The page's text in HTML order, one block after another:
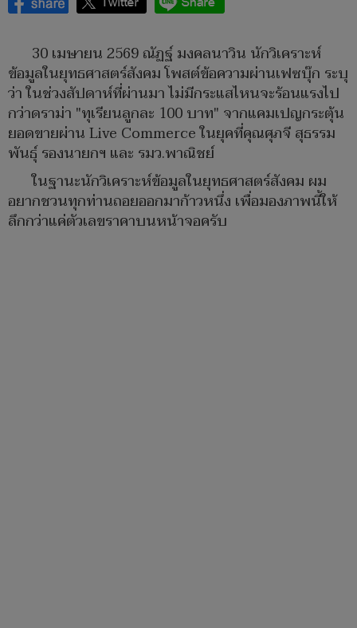
30 เมษายน 2569 ณัฏฐ์ มงคลนาวิน นักวิเคราะห์
ข้อมูลในยุทธศาสตร์สังคม โพสต์ข้อความผ่านเฟซบุ๊ก ระบุ
ว่า ในช่วงสัปดาห์ที่ผ่านมา ไม่มีกระแสไหนจะร้อนแรงไป
กว่าดราม่า "ทุเรียนลูกละ 100 บาท" จากแคมเปญกระตุ้น
ยอดขายผ่าน Live Commerce ในยุคที่คุณศุภจี สุธรรม
พันธุ์ รองนายกฯ และ รมว.พาณิชย์
ในฐานะนักวิเคราะห์ข้อมูลในยุทธศาสตร์สังคม ผม
อยากชวนทุกท่านถอยออกมาก้าวหนึ่ง เพื่อมองภาพนี้ให้
ลึกกว่าแค่ตัวเลขราคาบนหน้าจอครับ